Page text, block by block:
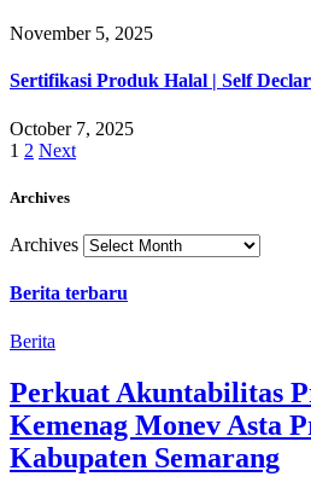
November 5, 2025
Sertifikasi Produk Halal | Self
October 7, 2025
1 2 Next
Archives
Archives
Berita terbaru
Berita
Perkuat Akuntabilitas
Kemenag Monev Asta
Kabupaten Semarang